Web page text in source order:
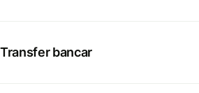
Transfer bancar